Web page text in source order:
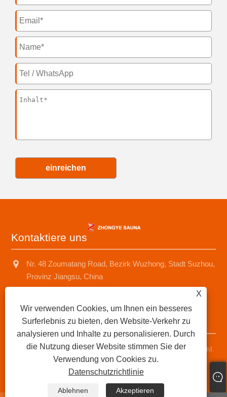
einreichen
Kontaktiere uns
Nr. 48 Zoumatang Road, Bezirk Wuzhong, Stadt Suzhou,
Provinz Jiangsu, China
saunad688@163.com
Copyright © 2025 Suzhou Zhongye Sauna Equipment Co., Ltd.
Alle Rechte vorbehalten.
Sitemap|RSS|XML| Datenschutzrichtlinie
X
Wir verwenden Cookies, um Ihnen ein besseres
Surferlebnis zu bieten, den Website-Verkehr zu
analysieren und Inhalte zu personalisieren. Durch
die Nutzung dieser Website stimmen Sie der
Verwendung von Cookies zu.
Datenschutzrichtlinie
Ablehnen Akzeptieren